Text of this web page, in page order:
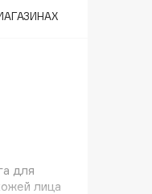
для
лица